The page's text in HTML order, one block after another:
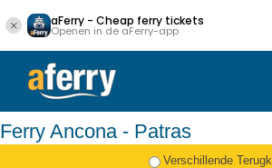
aFerry - Cheap ferry tickets
Openen in de aFerry-app
Ferry Ancona - Patras
Verschillende